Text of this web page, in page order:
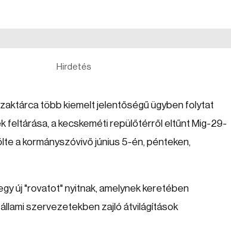
Hirdetés
több kiemelt jelentőségű ügyben folytat
feltárása, a kecskeméti repülőtérről eltűnt Mig-29-
a kormányszóvivő június 5-én, pénteken,
új "rovatot" nyitnak, amelynek keretében
szervezetekben zajló átvilágítások